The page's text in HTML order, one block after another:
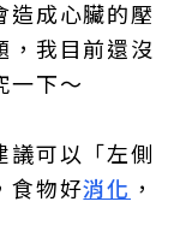
造成心臟的壓
，我目前還沒
一下～
議可以「左側
食物好消化 ，